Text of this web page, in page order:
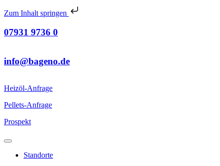
Zum Inhalt springen
07931 9736 0
info@bageno.de
Heizöl-Anfrage
Pellets-Anfrage
Prospekt
Standorte